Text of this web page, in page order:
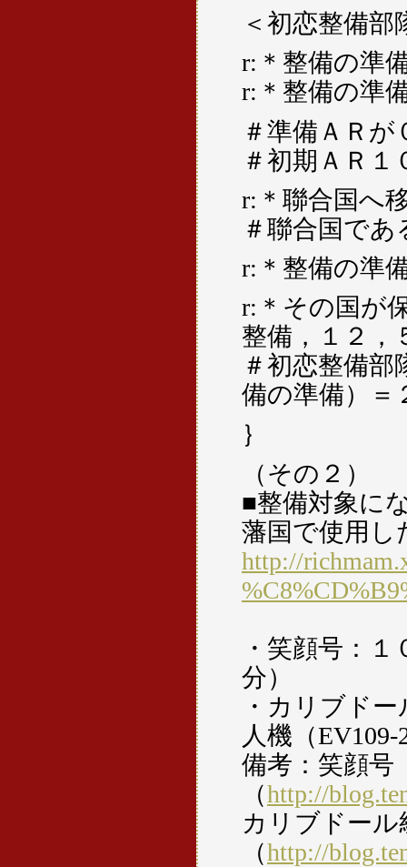
＜初恋整備
r:＊整備の準
r:＊整備の準
＃準備ＡＲ
＃初期ＡＲ
r:＊聯合国へ
＃聯合国で
r:＊整備の準
r:＊その国が
整備，１２，
＃初恋整備
備の準備）＝
｝
（その２）
■整備対象に
藩国で使用し
http://
・笑顔号：
分）
・カリブド
人機（
備考：笑顔号
（http://
カリブドー
（http://